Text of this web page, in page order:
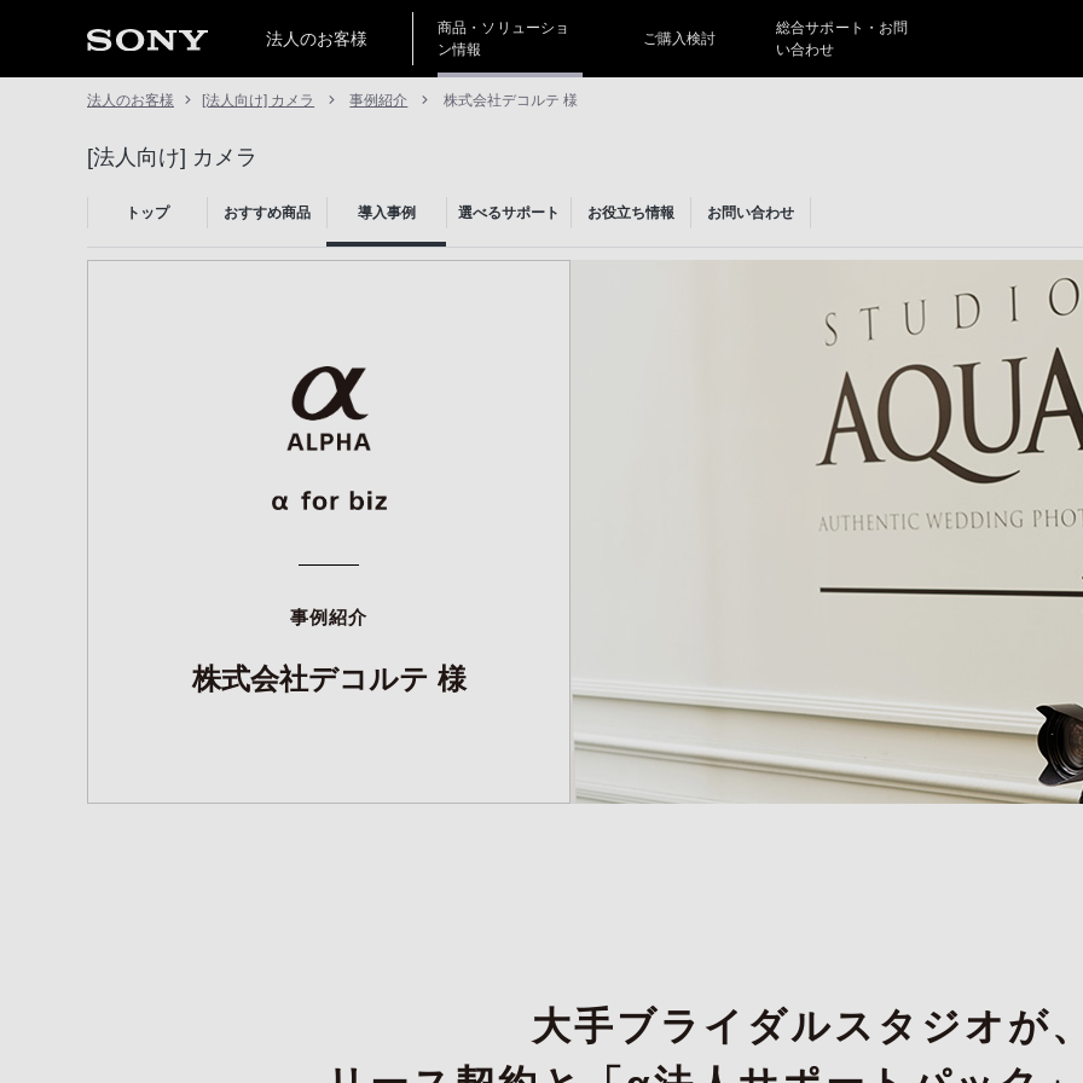
法人のお客様
商品・ソリューショ
ン情報
ご購入検討
総合サポート・お問
い合わせ
法人のお客様 [法人向け] カメラ 事例紹介 株式会社デコルテ 様
[法人向け] カメラ
トップ おすすめ商品 導入事例 選べるサポート お役立ち情報 お問い合わせ
事例紹介
株式会社デコルテ 様
大手ブライダルスタジオが